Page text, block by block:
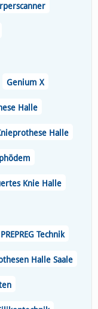
Genium X
Halle
Halle
Knie Halle
PREPREG Technik
Halle Saale